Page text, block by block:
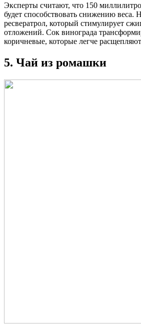
Эксперты считают, что 150
будет способствовать снижению веса.
pecвepaтpoл, который стимулирует
отложений. Сок винограда
коричневые, которые легче
5. Чай из ромашки